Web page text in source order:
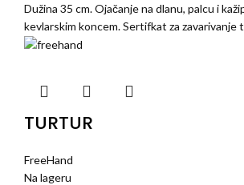
Dužina 35 cm. Ojačanje na dlanu, palcu i
kevlarskim koncem. Sertifkat za zavarivanje
TURTUR
FreeHand
Na lageru